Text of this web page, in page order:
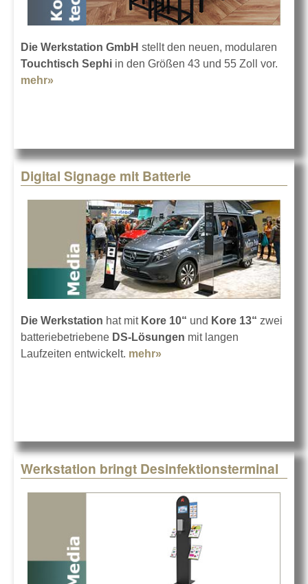
Die Werkstation GmbH stellt den neuen, modularen
Touchtisch Sephi in den Größen 43 und 55 Zoll vor.
mehr»
Digital Signage mit Batterie
Die Werkstation hat mit Kore 10“ und Kore 13“ zwei
batteriebetriebene DS-Lösungen mit langen
Laufzeiten entwickelt. mehr»
Werkstation bringt Desinfektionsterminal